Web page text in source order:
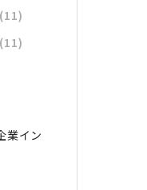
(11)
(11)
業イン